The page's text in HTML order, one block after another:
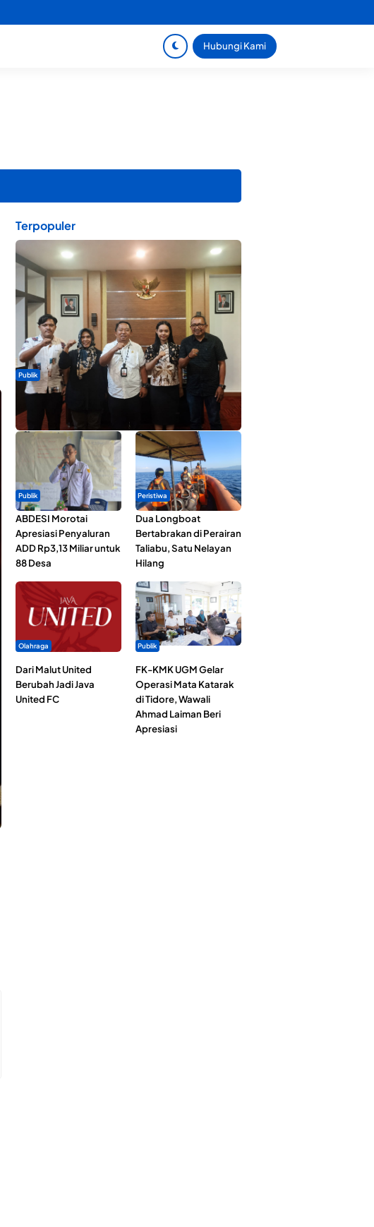
Hubungi Kami
Terpopuler
Publik
Dua Talenta Muda Ternate Wakili Maluku Utara di
Gita Bahana Nusantara 2026
Publik
ABDESI Morotai
Apresiasi Penyaluran
ADD Rp3,13 Miliar untuk
88 Desa
Peristiwa
Dua Longboat
Bertabrakan di Perairan
Taliabu, Satu Nelayan
Hilang
Olahraga
Dari Malut United
Berubah Jadi Java
United FC
Publik
FK-KMK UGM Gelar
Operasi Mata Katarak
di Tidore, Wawali
Ahmad Laiman Beri
Apresiasi